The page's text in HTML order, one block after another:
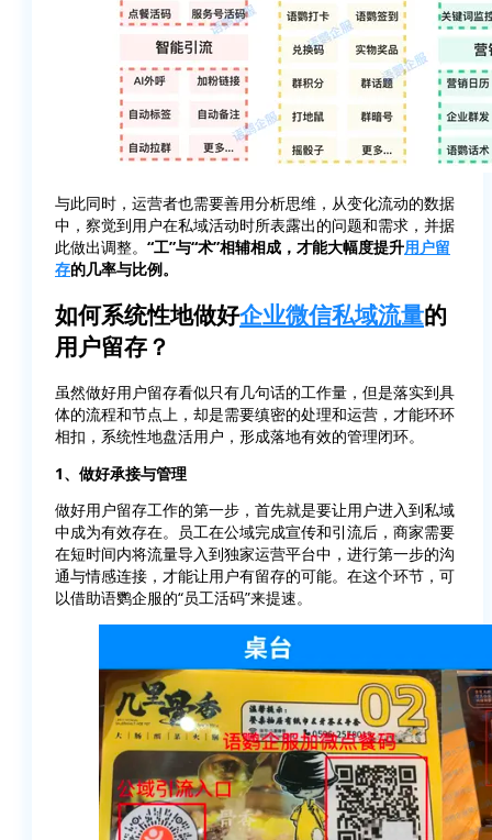
与此同时，运营者也需要善用分析思维，从变化流动的数据
中，察觉到用户在私域活动时所表露出的问题和需求，并据
此做出调整。 “工”与“术”相辅相成，才能大幅度提升用户留
存的几率与比例。
如何系统性地做好企业微信私域流量的
用户留存？
虽然做好用户留存看似只有几句话的工作量，但是落实到具
体的流程和节点上，却是需要缜密的处理和运营，才能环环
相扣，系统性地盘活用户，形成落地有效的管理闭环。
1、做好承接与管理
做好用户留存工作的第一步，首先就是要让用户进入到私域
中成为有效存在。员工在公域完成宣传和引流后，商家需要
在短时间内将流量导入到独家运营平台中，进行第一步的沟
通与情感连接，才能让用户有留存的可能。在这个环节，可
以借助语鹦企服的“员工活码”来提速。